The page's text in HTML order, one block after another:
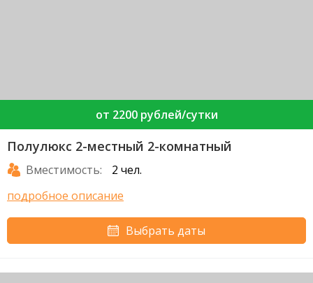
от 2200 рублей/сутки
Полулюкс 2-местный 2-комнатный
Вместимость:
2 чел.
подробное описание
Выбрать даты